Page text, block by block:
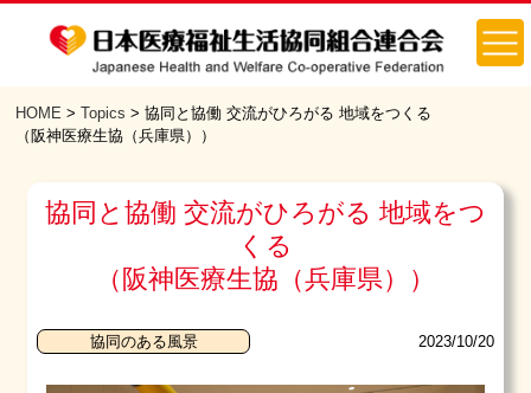
HOME >Topics > 協同と協働 交流がひろがる 地域をつくる
（阪神医療生協（兵庫県））
協同と協働 交流がひろがる 地域をつ
くる
（阪神医療生協（兵庫県））
2023/10/20
協同のある風景